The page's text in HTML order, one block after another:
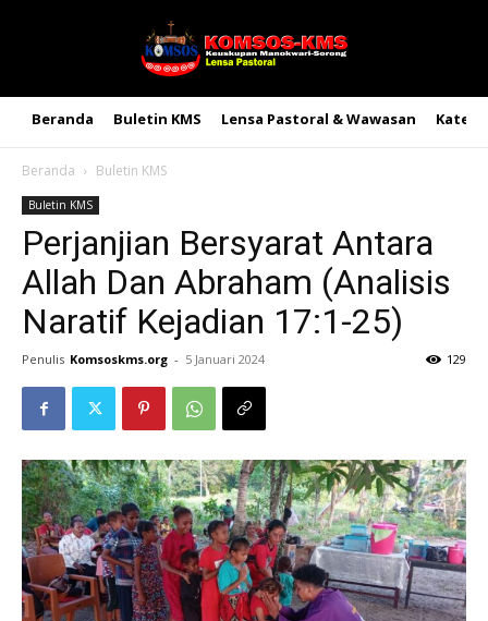
Beranda Buletin KMS Lensa Pastoral & Wawasan
Beranda Buletin KMS
Buletin KMS
Perjanjian Bersyarat Antara
Allah Dan Abraham (Analisis
Naratif Kejadian 17:1-25)
Penulis Komsoskms.org - 5 Januari 2024 129